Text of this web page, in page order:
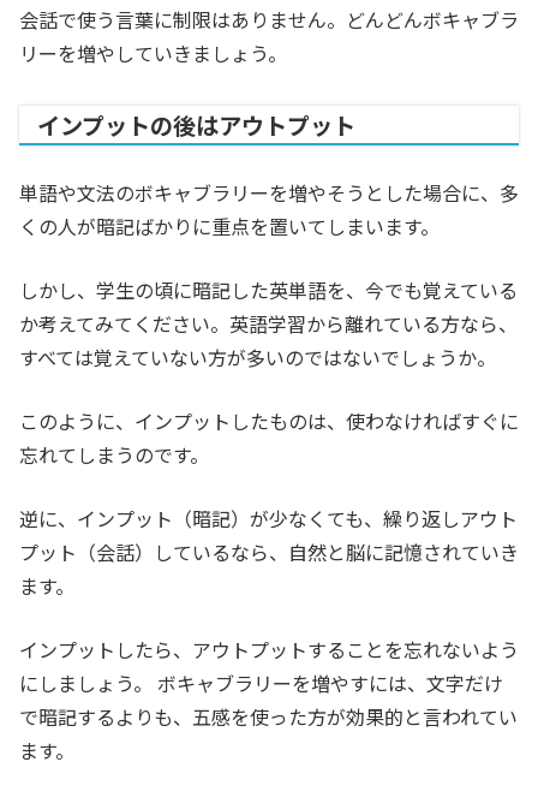
会話で使う言葉に制限はありません。どんどんボキャブラ
リーを増やしていきましょう。
インプットの後はアウトプット
単語や文法のボキャブラリーを増やそうとした場合に、多
くの人が暗記ばかりに重点を置いてしまいます。
しかし、学生の頃に暗記した英単語を、今でも覚えている
か考えてみてください。英語学習から離れている方なら、
すべては覚えていない方が多いのではないでしょうか。
このように、インプットしたものは、使わなければすぐに
忘れてしまうのです。
逆に、インプット（暗記）が少なくても、繰り返しアウト
プット（会話）しているなら、自然と脳に記憶されていき
ます。
インプットしたら、アウトプットすることを忘れないよう
にしましょう。 ボキャブラリーを増やすには、文字だけ
で暗記するよりも、五感を使った方が効果的と言われてい
ます。